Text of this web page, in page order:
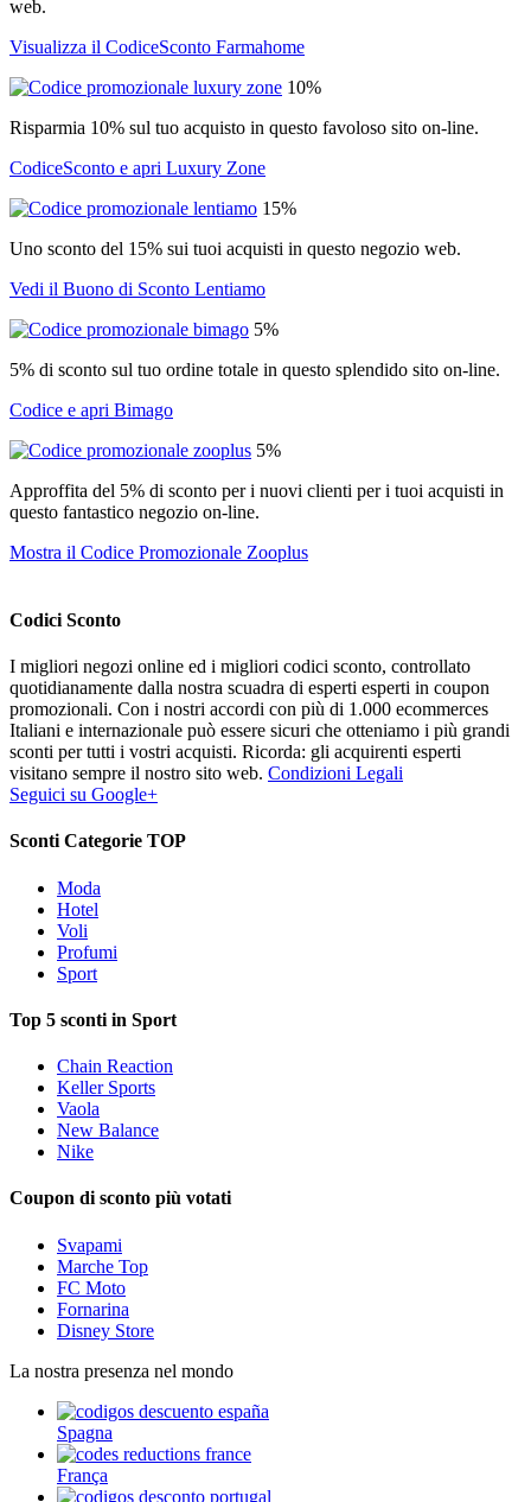
web.
Visualizza il CodiceSconto Farmahome
10%
Risparmia 10% sul tuo acquisto in questo favoloso sito on-line.
CodiceSconto e apri Luxury Zone
15%
Uno sconto del 15% sui tuoi acquisti in questo negozio web.
Vedi il Buono di Sconto Lentiamo
5%
5% di sconto sul tuo ordine totale in questo splendido sito on-line.
Codice e apri Bimago
5%
Approffita del 5% di sconto per i nuovi clienti per i tuoi acquisti in
questo fantastico negozio on-line.
Mostra il Codice Promozionale Zooplus
Codici Sconto
I migliori negozi online ed i migliori codici sconto, controllato
quotidianamente dalla nostra scuadra di esperti esperti in coupon
promozionali. Con i nostri accordi con più di 1.000 ecommerces
Italiani e internazionale può essere sicuri che otteniamo i più grandi
sconti per tutti i vostri acquisti. Ricorda: gli acquirenti esperti
visitano sempre il nostro sito web. Condizioni Legali
Seguici su Google+
Sconti Categorie TOP
Moda
Hotel
Voli
Profumi
Sport
Top 5 sconti in Sport
Chain Reaction
Keller Sports
Vaola
New Balance
Nike
Coupon di sconto più votati
Svapami
Marche Top
FC Moto
Fornarina
Disney Store
La nostra presenza nel mondo
Spagna
França